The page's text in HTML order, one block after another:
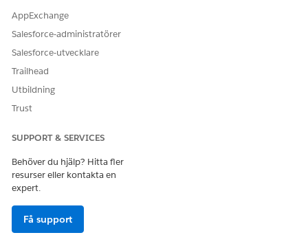
AppExchange
Salesforce-administratörer
Salesforce-utvecklare
Trailhead
Utbildning
Trust
SUPPORT & SERVICES
Behöver du hjälp? Hitta fler
resurser eller kontakta en
expert.
Få support